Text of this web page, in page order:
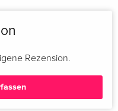
Rezension.